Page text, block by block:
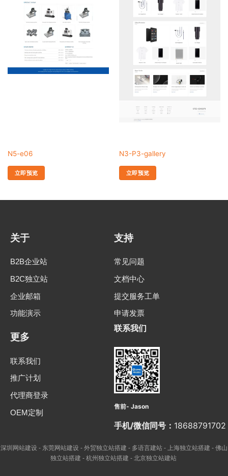
N5-e06
立即预览
N3-P3-gallery
立即预览
关于
B2B企业站
B2C独立站
企业邮箱
功能演示
支持
常见问题
文档中心
提交服务工单
申请发票
更多
联系我们
推广计划
代理商登录
OEM定制
联系我们
售前- Jason
手机/微信同号： 18688791702
深圳网站建设 - 东莞网站建设 - 外贸独立站搭建 - 多语言建站 - 上海独立站搭建 - 佛山
独立站搭建 - 杭州独立站搭建 - 北京独立站建站